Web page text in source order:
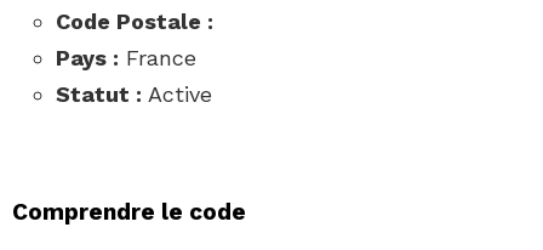
Code Postale :
Pays : France
Statut : Active
Comprendre le code